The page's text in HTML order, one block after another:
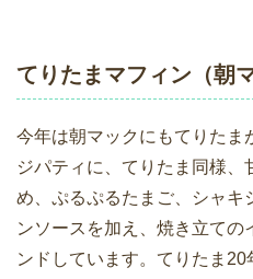
てりたまマフィン（朝
今年は朝マックにもてりたま
ジパティに、てりたま同様
め、ぷるぷるたまご、シャキ
ンソースを加え、焼き立て
ンドしています。てりたま